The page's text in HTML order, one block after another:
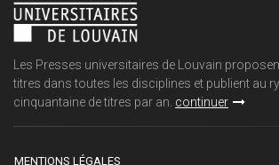
Les Presses universitaires de Louvain
titres dans toutes les disciplines et publient au
cinquantaine de titres par an. continuer
MENTIONS LÉGALES